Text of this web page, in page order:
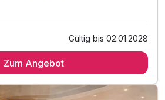
vom Buffet
aufs Zimmer
Gültig bis 02.01.2028
Zum Angebot